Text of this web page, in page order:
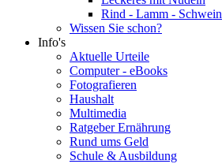
Rind - Lamm - Schwein
Wissen Sie schon?
Info's
Aktuelle Urteile
Computer - eBooks
Fotografieren
Haushalt
Multimedia
Ratgeber Ernährung
Rund ums Geld
Schule & Ausbildung